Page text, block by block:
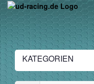
KATEGORIEN